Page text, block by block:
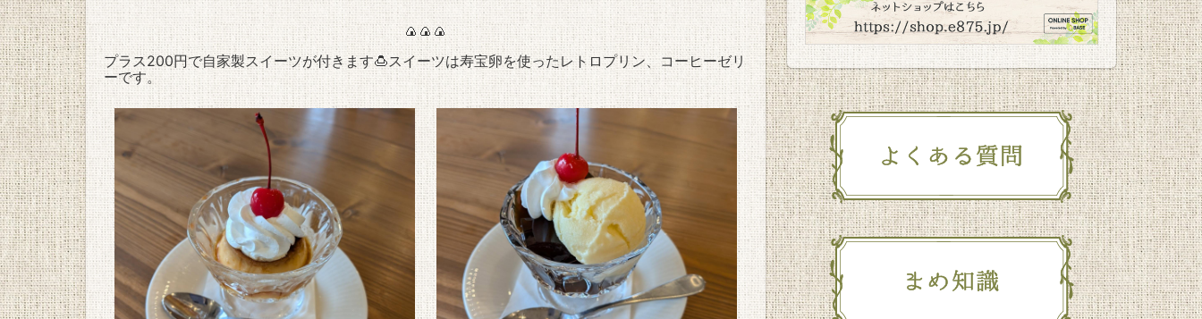
🍙🍙🍙
プラス200円で自家製スイーツが付きます🍮スイーツは寿宝卵を使ったレトロプリン、コーヒーゼリ
ーです。